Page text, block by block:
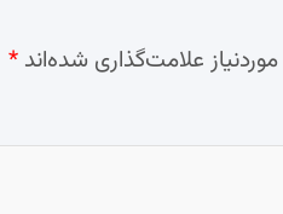
علامت‌گذاری شده‌اند *